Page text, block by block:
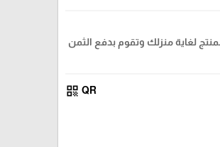
لغاية منزلك وتقوم بدفع الثمن
QR
qr_code